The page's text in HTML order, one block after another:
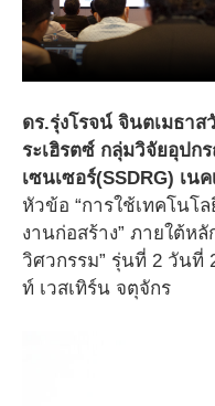
ดร.รุ่งโรจน์ จินตเมธา
ระเฮิรตซ์ กลุ่มวิจัยอุปก
เซนเซอร์(SSDRG) เน
หัวข้อ “การใช้เทคโนโ
งานก่อสร้าง” ภายใต้ห
วิศวกรรม” รุ่นที่ 2 วันที่
ท์ เวสเทิร์น จตุจักร